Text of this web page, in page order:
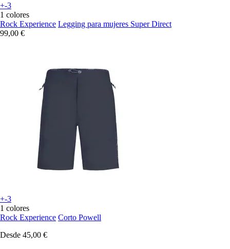
+-3
1 colores
Rock Experience Legging para mujeres Super Direct
99,00 €
+-3
1 colores
Rock Experience Corto Powell
Desde 45,00 €